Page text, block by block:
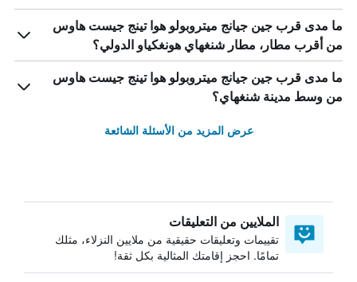
ما مدى قرب جين جيانج ميتروبولو هوا تينج جيست هاوس
من أقرب مطار، مطار شنغهاي هونغكياو الدولي؟
ما مدى قرب جين جيانج ميتروبولو هوا تينج جيست هاوس
من وسط مدينة شنغهاي؟
عرض المزيد من الأسئلة الشائعة
الملايين من التعليقات
تقييمات وتعليقات حقيقية من ملايين النزلاء، مثلك
تمامًا. احجز إقامتك المثالية بكل ثقة!